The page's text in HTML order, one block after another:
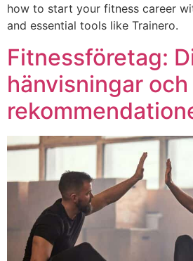
how to start your fitness career
and essential tools like Trainero.
Fitnessföretag:
hänvisningar och